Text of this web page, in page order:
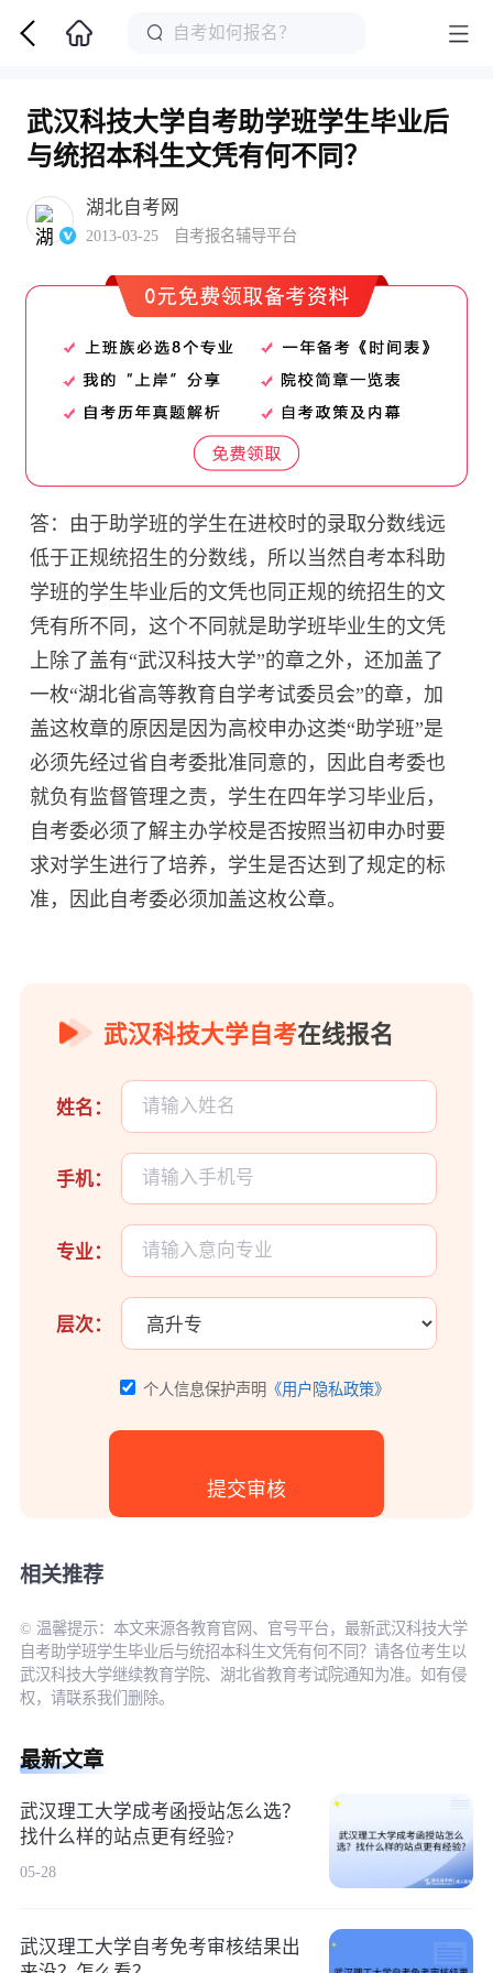
武汉科技大学自考助学班学生毕业后
与统招本科生文凭有何不同？
湖北自考网
2013-03-25 自考报名辅导平台
答：由于助学班的学生在进校时的录取分数线远
低于正规统招生的分数线，所以当然自考本科助
学班的学生毕业后的文凭也同正规的统招生的文
凭有所不同，这个不同就是助学班毕业生的文凭
上除了盖有“武汉科技大学”的章之外，还加盖了
一枚“湖北省高等教育自学考试委员会”的章，加
盖这枚章的原因是因为高校申办这类“助学班”是
必须先经过省自考委批准同意的，因此自考委也
就负有监督管理之责，学生在四年学习毕业后，
自考委必须了解主办学校是否按照当初申办时要
求对学生进行了培养，学生是否达到了规定的标
准，因此自考委必须加盖这枚公章。
武汉科技大学自考在线报名
姓名：
手机：
专业：
层次：
个人信息保护声明 《用户隐私政策》
相关推荐
© 温馨提示：本文来源各教育官网、官号平台，最新武汉科技大学
自考助学班学生毕业后与统招本科生文凭有何不同？请各位考生以
武汉科技大学继续教育学院、湖北省教育考试院通知为准。如有侵
权，请联系我们删除。
最新文章
武汉理工大学成考函授站怎么选？
找什么样的站点更有经验?
05-28
武汉理工大学自考免考审核结果出